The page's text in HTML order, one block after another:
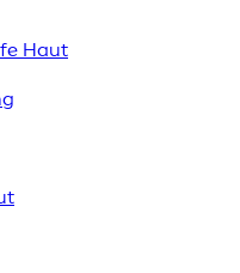
Haut